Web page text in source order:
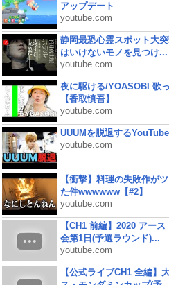
アップデート
youtube.com
静岡最恐心霊スポット大
はいけないモノを見つけ...
youtube.com
夜に駆ける/YOASOBI 歌
【香取慎吾】
youtube.com
UUUMを脱退する
youtube.com
【衝撃】料理の失敗作が
た件wwwwww【#2】
youtube.com
【CH1 前編】2020 アー
会第1日(予選ラウンド)...
youtube.com
【公式ライブCH1 全編】